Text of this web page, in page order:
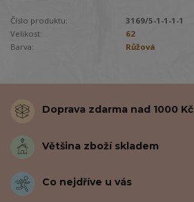
Číslo produktu:
3169/5-1-1-1-1
Velikost:
62
Barva:
Růžová
Doprava zdarma nad 1000 Kč
Většina zboží skladem
Co nejdříve u vás